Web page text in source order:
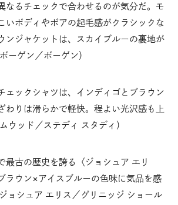
なるチェックで合わせるのが気分だ。モ
いボディやボアの起毛感がクラシックな
ンジャケットは、スカイブルーの裏地が
ーゲン／ボーゲン）
ェックシャツは、インディゴとブラウン
わりは滑らかで軽快。程よい光沢感も上
ウッド／ステディ スタディ）
最古の歴史を誇る〈ジョシュア エリ
ラウン×アイスブルーの色味に気品を感
ョシュア エリス／グリニッジ ショール